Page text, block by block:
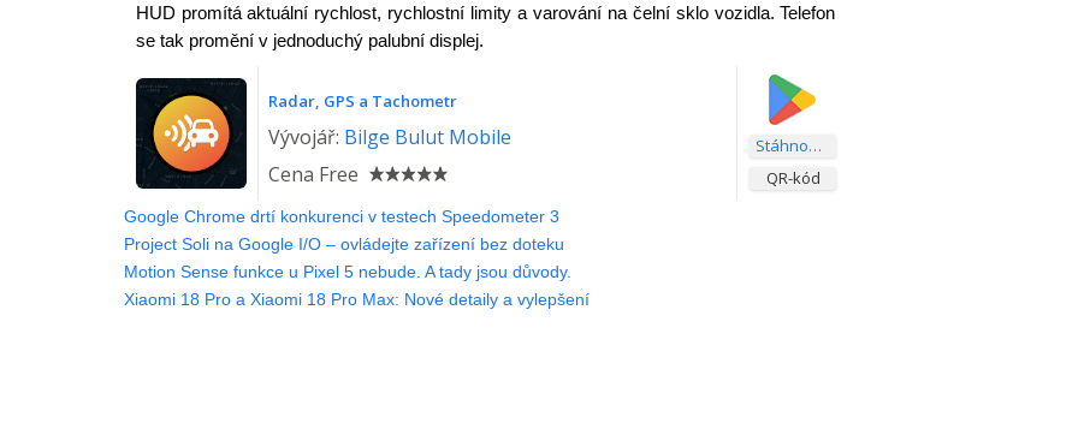
HUD promítá aktuální rychlost, rychlostní limity a varování na čelní sklo vozidla. Telefon
se tak promění v jednoduchý palubní displej.
Stáhnout aplikaci
QR-kód
Radar, GPS a Tachometr
Vývojář: Bilge Bulut Mobile
Cena Free
Google Chrome drtí konkurenci v testech Speedometer 3
Project Soli na Google I/O – ovládejte zařízení bez doteku
Motion Sense funkce u Pixel 5 nebude. A tady jsou důvody.
Xiaomi 18 Pro a Xiaomi 18 Pro Max: Nové detaily a vylepšení